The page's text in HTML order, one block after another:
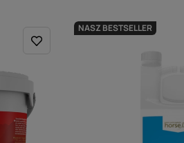
NASZ BESTSELLER